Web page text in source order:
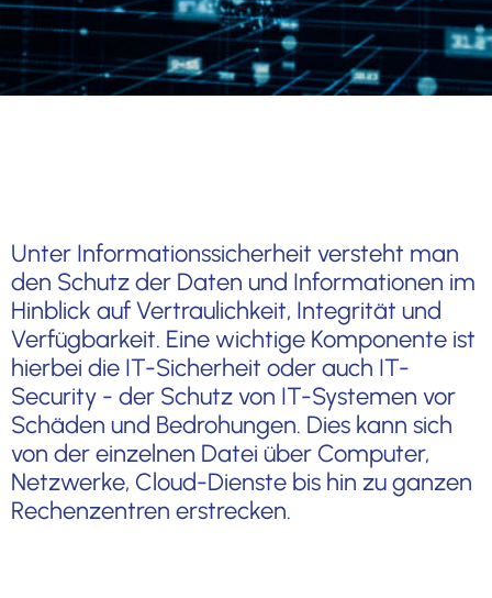
Unter Informationssicherheit versteht man
den Schutz der Daten und Informationen im
Hinblick auf Vertraulichkeit, Integrität und
Verfügbarkeit. Eine wichtige Komponente ist
hierbei die IT-Sicherheit oder auch IT-
Security - der Schutz von IT-Systemen vor
Schäden und Bedrohungen. Dies kann sich
von der einzelnen Datei über Computer,
Netzwerke, Cloud-Dienste bis hin zu ganzen
Rechenzentren erstrecken.